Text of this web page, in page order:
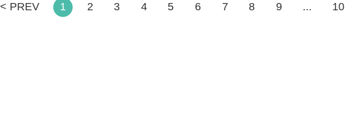
< PREV 1 2 3 4 5 6 7 8 9 ... 10